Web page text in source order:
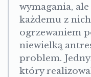
wymagania,
każdemu z
ogrzewaniem
niewielką
problem.
który